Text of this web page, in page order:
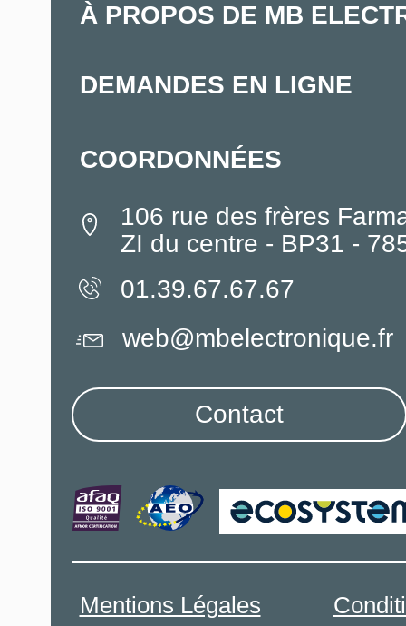
À PROPOS DE MB
DEMANDES EN LIGNE
COORDONNÉES
106 rue des frères
ZI du centre - BP31 -
01.39.67.67.67
Mentions Légales
web@mbelectronique.fr
Contact